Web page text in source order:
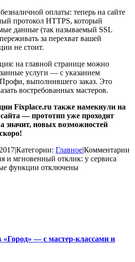
оплаты: теперь на сайте
протокол HTTPS, который
данные (так называемый SSL
за перехват вашей
не стоит.
на главной странице можно
услуги — с указанием
выполнившего заказ. Это
востребованных мастеров.
Fixplace.ru также намекнули на
— прототип уже проходит
значит, новых возможностей
|Категории: Главное|Комментарии
и мгновенный отклик: у сервиса
функции отключены
— с мастер-классами и